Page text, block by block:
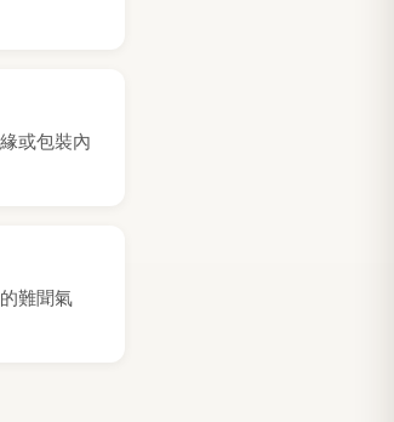
或包裝內
難聞氣